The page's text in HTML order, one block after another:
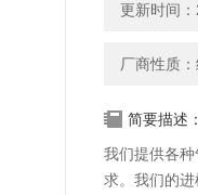
更新时间
厂商性质
简要描述：
我们提供各
求。我们的